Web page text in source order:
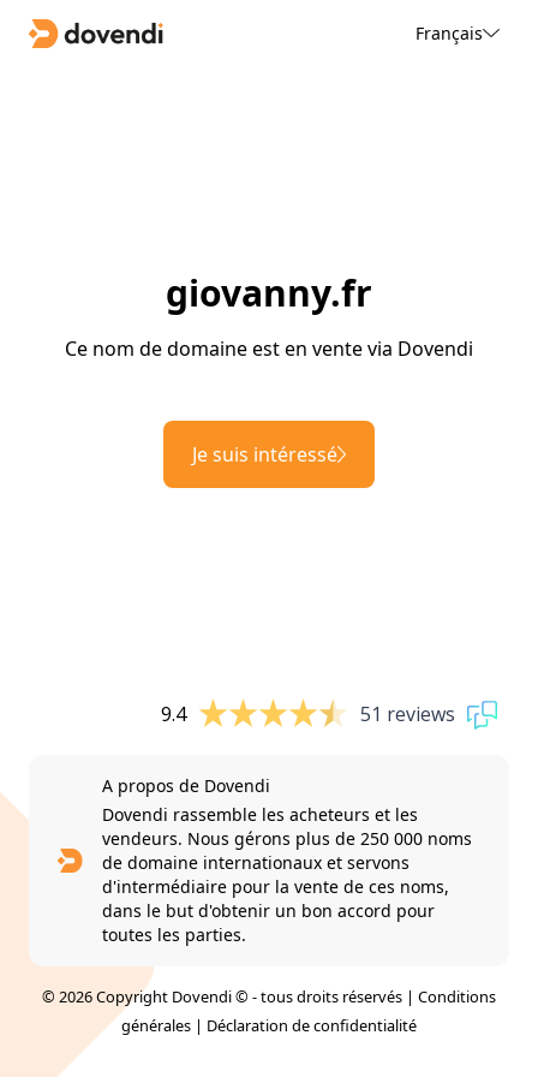
Français
giovanny.fr
Ce nom de domaine est en vente via Dovendi
Je suis intéressé
9.4 51 reviews
A propos de Dovendi
Dovendi rassemble les acheteurs et les
vendeurs. Nous gérons plus de 250 000 noms
de domaine internationaux et servons
d'intermédiaire pour la vente de ces noms,
dans le but d'obtenir un bon accord pour
toutes les parties.
© 2026 Copyright Dovendi © - tous droits réservés | Conditions
générales | Déclaration de confidentialité